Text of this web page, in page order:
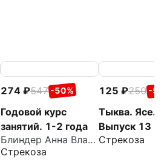
274 547 -50%
Годовой курс
занятий. 1-2 года
Блиндер Анна Владимировна
Стрекоза
125 250 -
Тыква.
Выпуск 13
Стрекоза